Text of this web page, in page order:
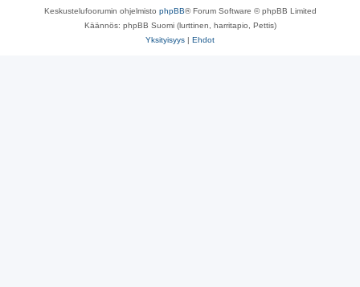
Keskustelufoorumin ohjelmisto phpBB® Forum Software © phpBB Limited
Käännös: phpBB Suomi (lurttinen, harritapio, Pettis)
Yksityisyys | Ehdot